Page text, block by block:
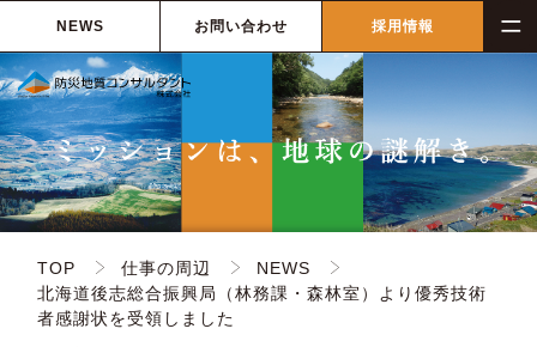
NEWS お問い合わせ 採用情報
TOP 仕事の周辺
NEWS
北海道後志総合振興局（林務課・森林室）より優秀技術
者感謝状を受領しました